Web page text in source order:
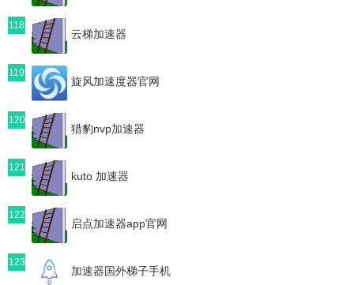
118
云梯加速器
119
旋风加速度器官网
120
猎豹nvp加速器
121
kuto 加速器
122
启点加速器app官网
123
加速器国外梯子手机